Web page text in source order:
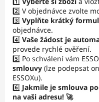
2️⃣ V objednávce zvolte
3️⃣ Vyplňte krátký
objednávce.
4️⃣ Vaše žádost je
provede rychlé ověření.
5️⃣ Po schválení vám
smlouvy (lze podepsat
ESSOXu).
6️⃣ Jakmile je smlouva
na vaši adresu! 🚀